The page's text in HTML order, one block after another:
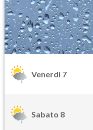
Venerdì 7
Sabato 8